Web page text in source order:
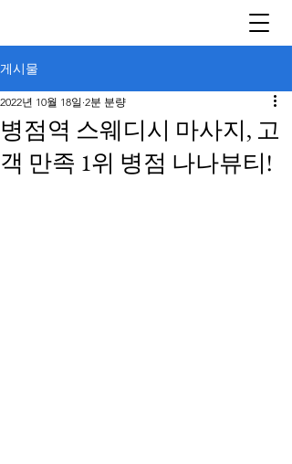
게시물
병점역 스웨디시 마사지, 고
객 만족 1위 병점 나나뷰티!
2022년 10월 18일 2분 분량